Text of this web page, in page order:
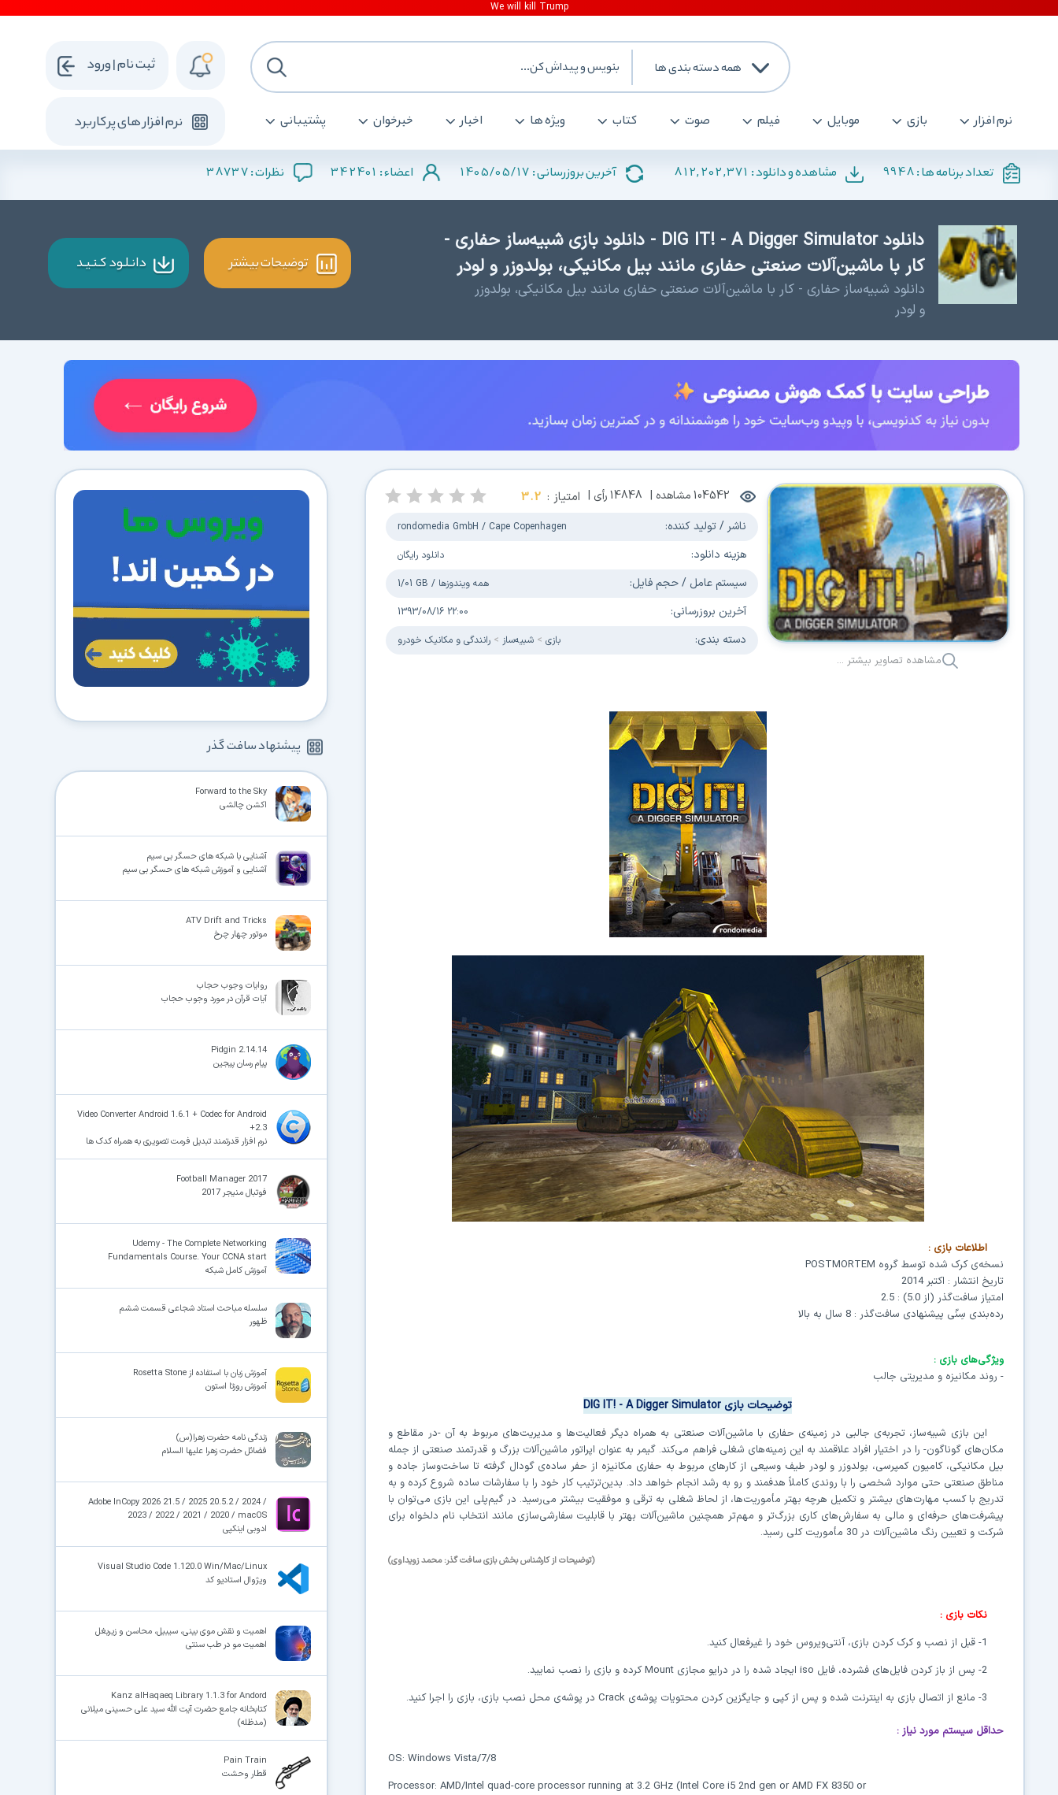
همه دسته بندی ها
نرم افزار بازی موبایل فیلم صوت کتاب ویژه ها اخبار خبرخوان پشتیبانی نرم افزار های پرکاربرد
ثبت نام | ورود
تعداد برنامه ها :9948 مشاهده و دانلود : 812,202,371 آخرین بروزرسانی : 1405/05/17 اعضاء : 342401 نظرات :38737
دانلود DIG IT! - A Digger Simulator - دانلود بازی شبیه‌ساز حفاری -
کار با ماشین‌آلات صنعتی حفاری مانند بیل مکانیکی، بولدوزر و لودر
دانلود شبیه‌ساز حفاری - کار با ماشین‌آلات صنعتی حفاری مانند بیل مکانیکی، بولدوزر
و لودر
توضیحات بیشتر دانـلـود کـنـیـد
مشاهده تصاویر بیشتر ...
104542مشاهده | 14848رأی | امتیاز : 3.2
ناشر / تولید کننده: rondomedia GmbH / Cape Copenhagen
هزینه دانلود: دانلود رایگان
سیستم عامل / حجم فایل: 1/01 GB / همه ویندوزها
آخرین بروزرسانی: 1393/08/16 22:00
دسته بندی: بازی شبیه‌ساز رانندگی و مکانیک خودرو
اطلاعات بازی :
نسخه‌ی کرک شده توسط گروه POSTMORTEM
تاریخ انتشار : اکتبر 2014
امتیاز سافت‌گذر (از 5.0) : 2.5
رده‌بندی سِنّی پیشنهادی سافت‌گذر : 8 سال به بالا
ویژگی‌های بازی :
- روند مکانیزه و مدیریتی جالب
توضیحات بازی DIG IT! - A Digger Simulator
این بازی شبیه‌ساز، تجربه‌ی جالبی در زمینه‌ی حفاری با ماشین‌آلات صنعتی به همراه دیگر فعالیت‌ها و مدیریت‌های مربوط به آن -در مقاطع و
مکان‌های گوناگون- را در اختیار افراد علاقمند به این زمینه‌های شغلی فراهم می‌کند. گیمر به عنوان اپراتور ماشین‌آلات بزرگ و قدرتمند صنعتی از جمله
بیل مکانیکی، کامیون کمپرسی، بولدوزر و لودر طیف وسیعی از کارهای مربوط به حفاری مکانیزه از حفر ساده‌ی گودال گرفته تا ساخت‌وساز جاده و
مناطق صنعتی حتی موارد شخصی را با روندی کاملاً هدفمند و رو به رشد انجام خواهد داد. بدین‌ترتیب کار خود را با سفارشات ساده شروع کرده و به
تدریج با کسب مهارت‌های بیشتر و تکمیل هرچه بهتر مأموریت‌ها، از لحاظ شغلی به ترقی و موفقیت بیشتر می‌رسید. در گیم‌پلی این بازی می‌توان با
پیشرفت‌های حرفه‌ای و مالی به سفارش‌‌های کاری بزرگ‌تر و مهم‌تر همچنین ماشین‌آلات بهتر با قابلیت سفارشی‌سازی مانند انتخاب نام دلخواه برای
شرکت و تعیین رنگ ماشین‌آلات در 30 مأموریت کلی رسید.
(توضیحات از کارشناس بخش بازی سافت گذر: محمد زویداوی)
نکات بازی :
1- قبل از نصب و کرک کردن بازی، آنتی‌ویروس خود را غیرفعال کنید.
2- پس از باز کردن فایل‌های‌ فشرده، فایل
iso ایجاد شده را در درایو مجازی Mount کرده و بازی را نصب نمایید.
3- مانع از اتصال بازی به اینترنت شده و پس از کپی و جایگزین کردن محتویات پوشه‌ی
Crack در پوشه‌ی محل نصب بازی، بازی را اجرا کنید.
حداقل سیستم مورد نیاز :
OS: Windows Vista/7/8
Processor: AMD/Intel quad-core processor running at 3.2 GHz (Intel Core i5 2nd gen or AMD FX 8350 or
پیشنهاد سافت گذر
Forward to the Sky
اکشن چالشی
آشنایی با شبکه های حسگر بی سیم
آشنایی و آموزش شبکه های حسگر بی سیم
ATV Drift and Tricks
موتور چهار چرخ
روایات وجوب حجاب
آیات قرآن در مورد وجوب حجاب
Pidgin 2.14.14
پیام رسان پیجین
Video Converter Android 1.6.1 + Codec for Android
+2.3
نرم افزار قدرتمند تبدیل فرمت تصویری به همراه کدک ها
Football Manager 2017
فوتبال منیجر 2017
Udemy - The Complete Networking
Fundamentals Course. Your CCNA start
آموزش کامل شبکه
سلسله مباحث استاد شجاعی قسمت ششم
ظهور
آموزش زبان با استفاده از Rosetta Stone
آموزش روزتا استون
زندگی نامه حضرت زهرا(س)
فضائل حضرت زهرا علیها السلام
Adobe InCopy 2026 21.5 / 2025 20.5.2 / 2024 /
2023 / 2022 / 2021 / 2020 / macOS
ادوبی اینکپی
Visual Studio Code 1.120.0 Win/Mac/Linux
ویژوال استادیو کد
اهمیت و نقش موی بینی، سیبیل، محاسن و زیربغل
اهمیت مو در طب سنتی
Kanz alHaqaeq Library 1.1.3 for Andord
کتابخانه جامع حضرت آیت الله سید علی حسینی میلانی
(مدظله)
Pain Train
قطار وحشت
پاسخ‌گویی فوری به خطاهای نصب، راهنمای خط به‌خط کرک و پیشنهاد نرم‌افزارهای